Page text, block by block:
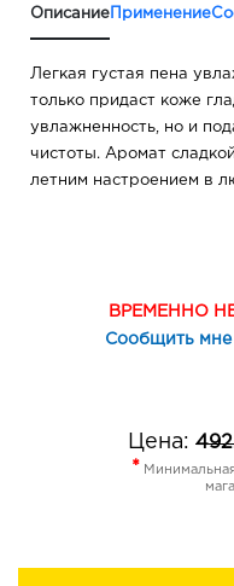
Описание Применение
Легкая густая пена
только придаст коже
увлажненность, но и
чистоты. Аромат
летним настроением в
ВРЕМЕННО
Сообщить мне
Цена:
*